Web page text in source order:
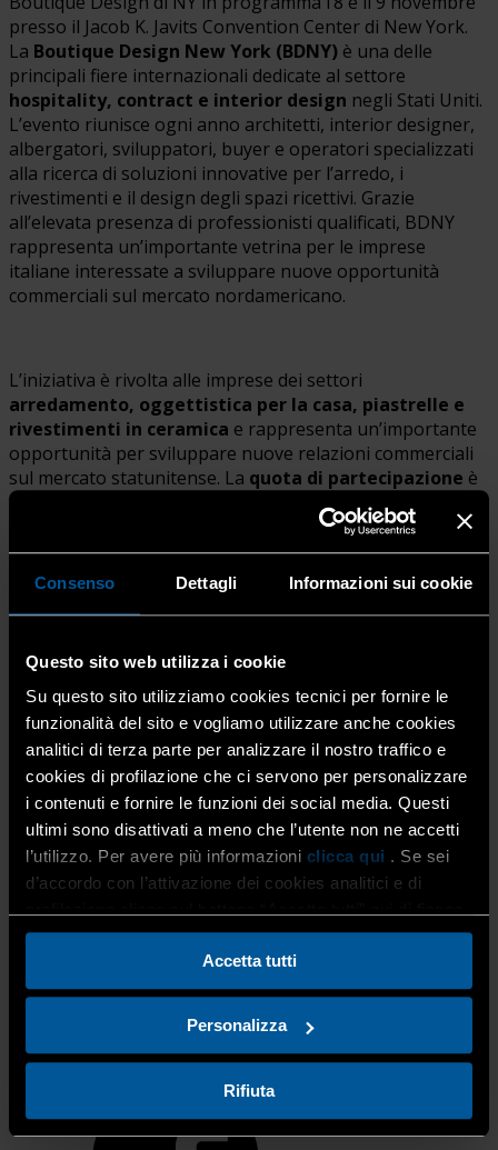
Consenso Dettagli Informazioni sui cookie
Questo sito web utilizza i cookie
Su questo sito utilizziamo cookies tecnici per fornire le
funzionalità del sito e vogliamo utilizzare anche cookies
analitici di terza parte per analizzare il nostro traffico e
cookies di profilazione che ci servono per personalizzare
i contenuti e fornire le funzioni dei social media. Questi
ultimi sono disattivati a meno che l’utente non ne accetti
l’utilizzo. Per avere più informazioni clicca qui . Se sei
d’accordo con l’attivazione dei cookies analitici e di
Accetta tutti
Personalizza
Rifiuta
presso il Jacob K. Javits Convention Center di New York.
La Boutique Design New York (BDNY) è una delle
principali fiere internazionali dedicate al settore
hospitality, contract e interior design negli Stati Uniti.
L’evento riunisce ogni anno architetti, interior designer,
albergatori, sviluppatori, buyer e operatori specializzati
alla ricerca di soluzioni innovative per l’arredo, i
rivestimenti e il design degli spazi ricettivi. Grazie
all’elevata presenza di professionisti qualificati, BDNY
rappresenta un’importante vetrina per le imprese
italiane interessate a sviluppare nuove opportunità
commerciali sul mercato nordamericano.
L’iniziativa è rivolta alle imprese dei settori
arredamento, oggettistica per la casa, piastrelle e
rivestimenti in ceramica e rappresenta un’importante
opportunità per sviluppare nuove relazioni commerciali
sul mercato statunitense. La quota di partecipazione è
pari a € 420/mq + IVA e comprende l’area espositiva,
l’allestimento dello stand e i principali servizi organizzati
da ICE Agenzia.
entro il 19 luglio 2026 (ore 23.59)
necessario effettuare la registrazione online tramite il
sito dedicatoAgenzia ICE, compilare il Google Form,
sottoscrivere la documentazione generata dal sistema e
trasmetterla via PEC all’indirizzo
sistema.abitare@cert.ice.it , allegando la visura
camerale aggiornata e il catalogo prodotti.
Per ulteriori approfondimenti contattare l’Ufficio
Internazionalizzazione e Competitività: (Eleonora
Peragine tel. 035 274.220
mail: